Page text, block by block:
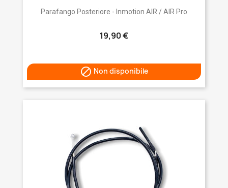
Parafango Posteriore - Inmotion AIR / AIR Pro
19,90 €
 Non disponibile